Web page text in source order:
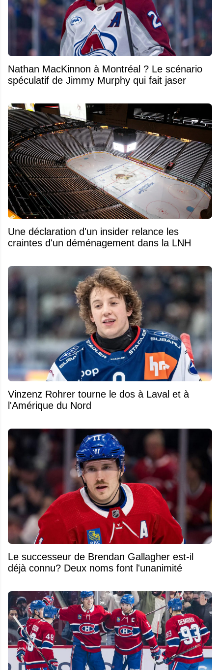
Nathan MacKinnon à Montréal ? Le scénario
spéculatif de Jimmy Murphy qui fait jaser
Une déclaration d'un insider relance les
craintes d'un déménagement dans la LNH
Vinzenz Rohrer tourne le dos à Laval et à
l'Amérique du Nord
Le successeur de Brendan Gallagher est-il
déjà connu? Deux noms font l'unanimité